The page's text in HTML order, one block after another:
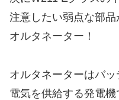
注意したい弱点な部品
オルタネーター！
オルタネーターはバッ
電気を供給する発電機